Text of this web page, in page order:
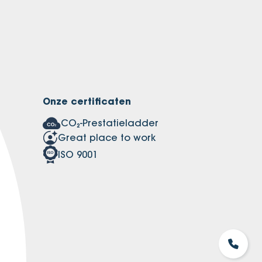
Onze certificaten
CO₂-Prestatieladder
Great place to work
ISO 9001